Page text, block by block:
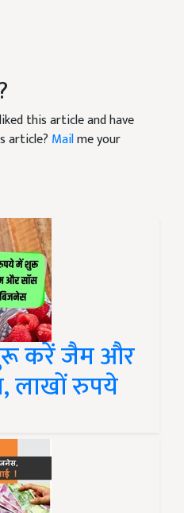
this article and have
article? Mailme your
करें जैम और
लाखों रुपये